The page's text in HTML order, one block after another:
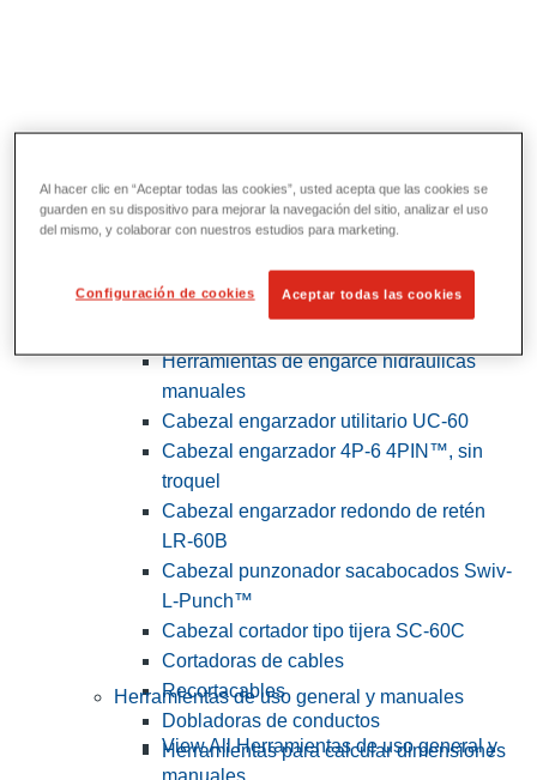
Herramientas de servicios públicos y de
View All Herramientas de servicios
Herramientas de engarce hidráulicas
manuales
Cabezal engarzador utilitario UC-60
Cabezal engarzador 4P-6 4PIN™, sin
troquel
Cabezal engarzador redondo de retén
LR-60B
Cabezal punzonador sacabocados Swiv-
L-Punch™
Cabezal cortador tipo tijera SC-60C
Cortadoras de cables
Recortacables
Dobladoras de conductos
Herramientas para calcular dimensiones
Herramientas de uso general y manuales
View All Herramientas de uso general y
Al hacer clic en “Aceptar todas las cookies”, usted acepta que las cookies se
guarden en su dispositivo para mejorar la navegación del sitio, analizar el uso
del mismo, y colaborar con nuestros estudios para marketing.
Configuración de cookies Aceptar todas las cookies